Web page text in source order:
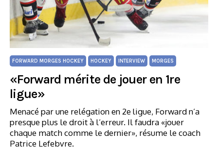
FORWARD MORGES HOCKEY HOCKEY INTERVIEW MORGES
«Forward mérite de jouer en 1re
ligue»
Menacé par une relégation en 2e ligue, Forward n’a
presque plus le droit à l’erreur. Il faudra «jouer
chaque match comme le dernier», résume le coach
Patrice Lefebvre.